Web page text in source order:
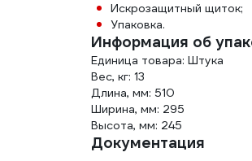
Искрозащитный щиток;
Упаковка.
Информация об
Единица товара: Штука
Вес, кг: 13
Длина, мм: 510
Ширина, мм: 295
Высота, мм: 245
Документация